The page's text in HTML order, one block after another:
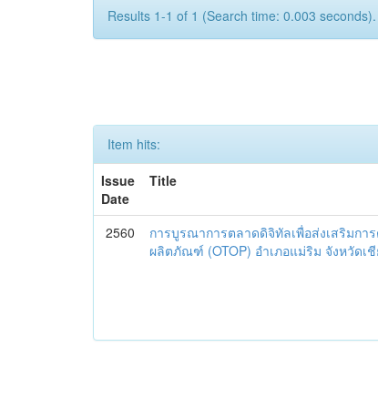
Results 1-1 of 1 (Search time: 0.003 seconds).
Item hits:
Issue
Date
Title
2560
การบูรณาการตลาดดิจิทัลเพื่อส่งเสริมก
ผลิตภัณฑ์ (OTOP) อำเภอแม่ริม จังหวัดเชี